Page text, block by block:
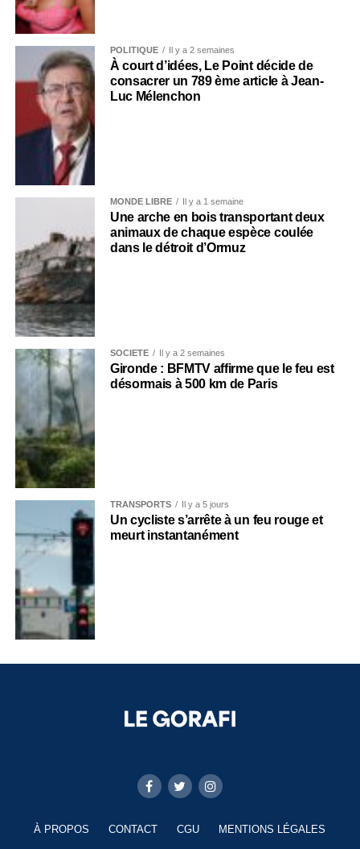
POLITIQUE Il y a 2 semaines
À court d’idées, Le Point décide de
consacrer un 789 ème article à Jean-
Luc Mélenchon
MONDE LIBRE Il y a 1 semaine
Une arche en bois transportant deux
animaux de chaque espèce coulée
dans le détroit d’Ormuz
SOCIÉTÉ Il y a 2 semaines
Gironde : BFMTV affirme que le feu est
désormais à 500 km de Paris
TRANSPORTS Il y a 5 jours
Un cycliste s’arrête à un feu rouge et
meurt instantanément
À PROPOS CONTACT CGU MENTIONS LÉGALES